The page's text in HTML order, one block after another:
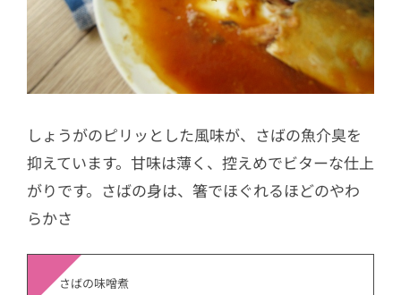
しょうがのピリッとした風味が、さばの魚介臭を
抑えています。甘味は薄く、控えめでビターな仕上
がりです。さばの身は、箸でほぐれるほどのやわ
らかさ
さばの味噌煮